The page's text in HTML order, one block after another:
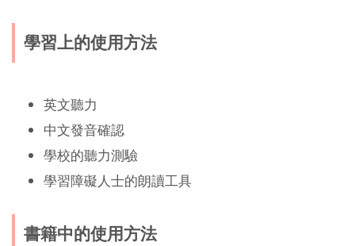
學習上的使用方法
英文聽力
中文發音確認
學校的聽力測驗
學習障礙人士的朗讀工具
書籍中的使用方法